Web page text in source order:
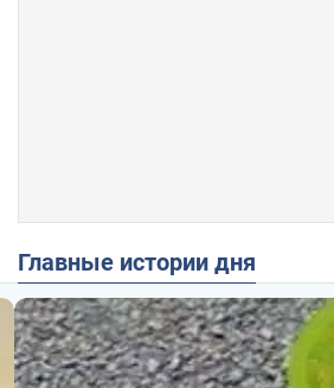
Главные истории дня